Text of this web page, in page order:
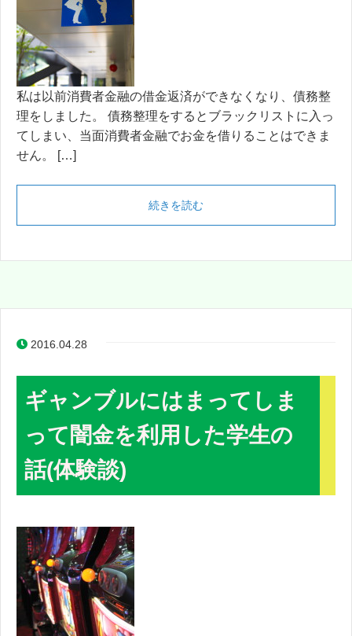
私は以前消費者金融の借金返済ができなくなり、債務整
理をしました。 債務整理をするとブラックリストに入っ
てしまい、当面消費者金融でお金を借りることはできま
せん。 […]
続きを読む
2016.04.28
ギャンブルにはまってしま
って闇金を利用した学生の
話(体験談)